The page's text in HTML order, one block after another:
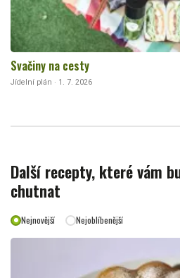
Svačiny na cesty
Jídelní plán · 1. 7. 2026
Další recepty, které vám
chutnat
Nejnovější Nejoblíbenější